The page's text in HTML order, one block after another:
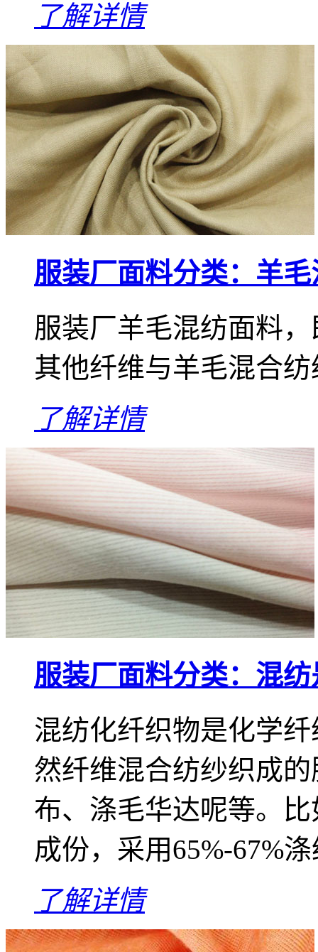
了解详情
服装厂面料分类：羊
服装厂羊毛混纺面料
其他纤维与羊毛混合
了解详情
服装厂面料分类：混
混纺化纤织物是化学
然纤维混合纺纱织成
布、涤毛华达呢等。
成份，采用65%-67%
了解详情